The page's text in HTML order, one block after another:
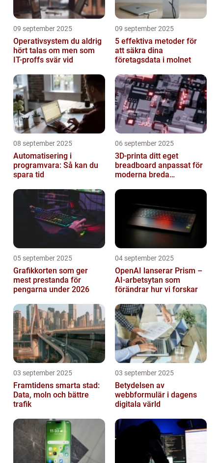
09 september 2025
Operativsystem du aldrig
hört talas om men som
IT-proffs svär vid
09 september 2025
5 effektiva metoder för
att säkra dina
företagsdata i molnet
08 september 2025
Automatisering i
programvara: Så kan du
spara tid
06 september 2025
3D-printa ditt eget
breadboard anpassat för
moderna breda
05 september 2025
Grafikkorten som ger
mest prestanda för
pengarna under 2026
04 september 2025
OpenAI lanserar Prism –
AI-arbetsytan som
förändrar hur vi forskar
03 september 2025
Framtidens smarta stad:
Data, moln och bättre
trafik
03 september 2025
Betydelsen av
webbformulär i dagens
digitala värld